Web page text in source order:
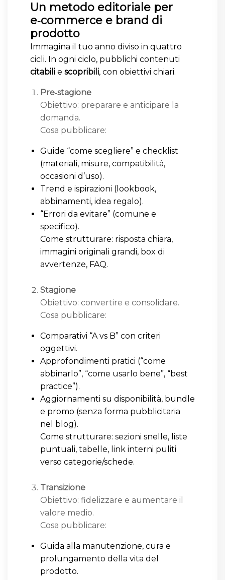
Un metodo editoriale per
e‑commerce e brand di
prodotto
Immagina il tuo anno diviso in quattro
cicli. In ogni ciclo, pubblichi contenuti
citabili e scopribili, con obiettivi chiari.
Pre‑stagione
Obiettivo: preparare e anticipare la
domanda.
Cosa pubblicare:
Guide “come scegliere” e checklist
(materiali, misure, compatibilità,
occasioni d’uso).
Trend e ispirazioni (lookbook,
abbinamenti, idea regalo).
“Errori da evitare” (comune e
specifico).
Come strutturare: risposta chiara,
immagini originali grandi, box di
avvertenze, FAQ.
Stagione
Obiettivo: convertire e consolidare.
Cosa pubblicare:
Comparativi “A vs B” con criteri
oggettivi.
Approfondimenti pratici (“come
abbinarlo”, “come usarlo bene”, “best
practice”).
Aggiornamenti su disponibilità, bundle
e promo (senza forma pubblicitaria
nel blog).
Come strutturare: sezioni snelle, liste
puntuali, tabelle, link interni puliti
verso categorie/schede.
Transizione
Obiettivo: fidelizzare e aumentare il
valore medio.
Cosa pubblicare:
Guida alla manutenzione, cura e
prolungamento della vita del
prodotto.